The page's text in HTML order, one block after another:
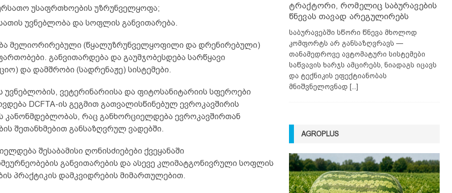
უსაფრთხოების უზრუნველყოფა;
უვნებლობა და სოფლის განვითარება.
მელიორირებული (წყალუზრუნველყოფილი და დრენირებული)
განვითარდება და გაუმჯობესდება სარწყავი
და დამშრობი (სადრენაჟე) სისტემები.
უვნებლობის, ვეტერინარიისა და ფიტოსანიტარიის სფეროები
DCFTA-ის გეგმით გათვალისწინებულ ევროკავშირის
კანონმდებლობას, რაც განხორციელდება ევროკავშირთან
შეთანხმებით განსაზღვრულ ვადებში.
შესაბამისი ღონისძიებები ქვეყანაში
განვითარების და ასევე კლიმატგონივრული სოფლის
პრაქტიკის დამკვიდრების მიმართულებით.
ტრაქტორი, რომელიც საბურავების
წნევას თავად არეგულირებს
საბურავებში სწორი წნევა მხოლოდ
კომფორტს არ განსაზღვრავს —
თანამედროვე ავტომატური სისტემები
საწვავის ხარჯს ამცირებს, ნიადაგს იცავს
და ტექნიკის ეფექტიანობას
მნიშვნელოვნად [...]
AGROPLUS